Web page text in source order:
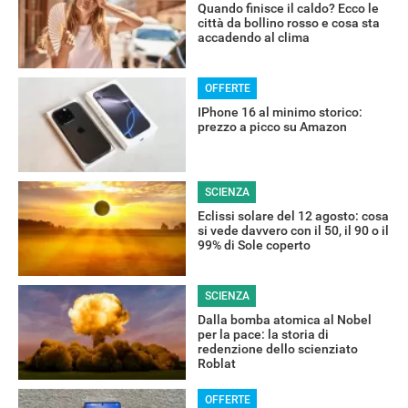
Quando finisce il caldo? Ecco le
città da bollino rosso e cosa sta
accadendo al clima
OFFERTE
IPhone 16 al minimo storico:
prezzo a picco su Amazon
SCIENZA
Eclissi solare del 12 agosto: cosa
si vede davvero con il 50, il 90 o il
99% di Sole coperto
SCIENZA
Dalla bomba atomica al Nobel
per la pace: la storia di
redenzione dello scienziato
Roblat
OFFERTE